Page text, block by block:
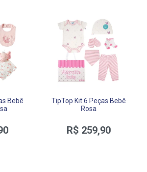
Bebê
TipTop Kit 6 Peças Bebê
Rosa
R$ 259,90